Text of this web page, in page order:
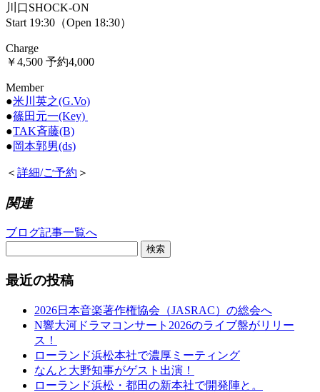
川口SHOCK-ON
Start 19:30（Open 18:30）
Charge
￥4,500 予約4,000
Member
●米川英之(G.Vo)
●篠田元一(Key)
●TAK斉藤(B)
●岡本郭男(ds)
＜ 詳細/ご予約 ＞
関連
ブログ記事一覧へ
検索
最近の投稿
2026日本音楽著作権協会（JASRAC）の総会へ
N響大河ドラマコンサート2026のライブ盤がリリー
ス！
ローランド浜松本社で濃厚ミーティング
なんと大野知事がゲスト出演！
ローランド浜松・都田の新本社で開発陣と。